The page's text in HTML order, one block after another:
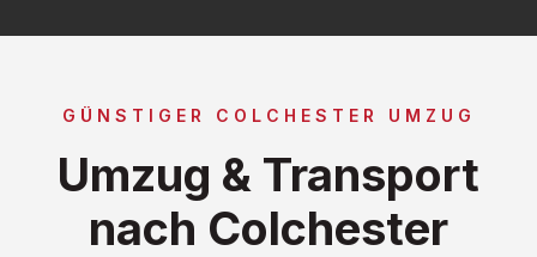
GÜNSTIGER COLCHESTER UMZUG
Umzug & Transport
nach Colchester